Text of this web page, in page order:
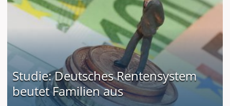
Studie: Deutsches Rentensystem
beutet Familien aus